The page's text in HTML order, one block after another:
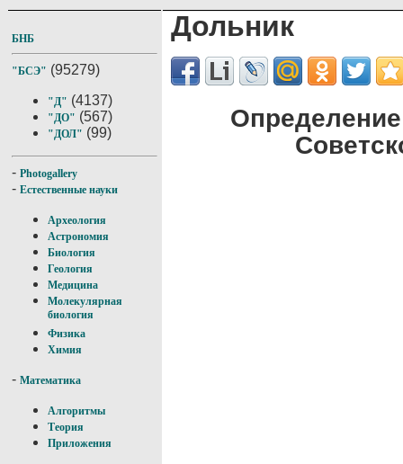
БНБ
"БСЭ" (95279)
"Д" (4137)
"ДО" (567)
"ДОЛ" (99)
- Photogallery
- Естественные науки
Археология
Астрономия
Биология
Геология
Медицина
Молекулярная
биология
Физика
Химия
- Математика
Алгоритмы
Теория
Приложения
Дольник